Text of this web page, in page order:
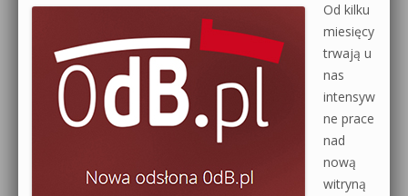
Od kilku
miesięcy
trwają u
nas
intensyw
ne prace
nad
nową
witryną